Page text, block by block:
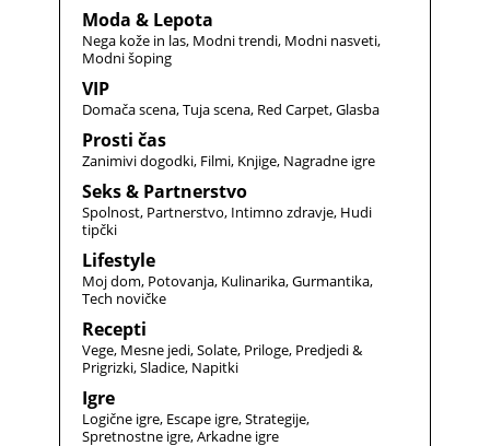
Moda & Lepota
Nega kože in las Modni trendi Modni nasveti
Modni šoping
VIP
Domača scena Tuja scena Red Carpet Glasba
Prosti čas
Zanimivi dogodki Filmi Knjige Nagradne igre
Seks & Partnerstvo
Spolnost Partnerstvo Intimno zdravje Hudi
tipčki
Lifestyle
Moj dom Potovanja Kulinarika Gurmantika
Tech novičke
Recepti
Vege Mesne jedi Solate Priloge Predjedi &
Prigrizki Sladice Napitki
Igre
Logične igre Escape igre Strategije
Spretnostne igre Arkadne igre